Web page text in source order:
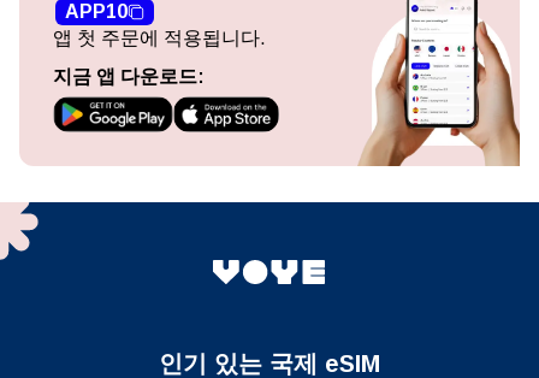
APP10
앱 첫 주문에 적용됩니다.
지금 앱 다운로드:
인기 있는 국제 eSIM